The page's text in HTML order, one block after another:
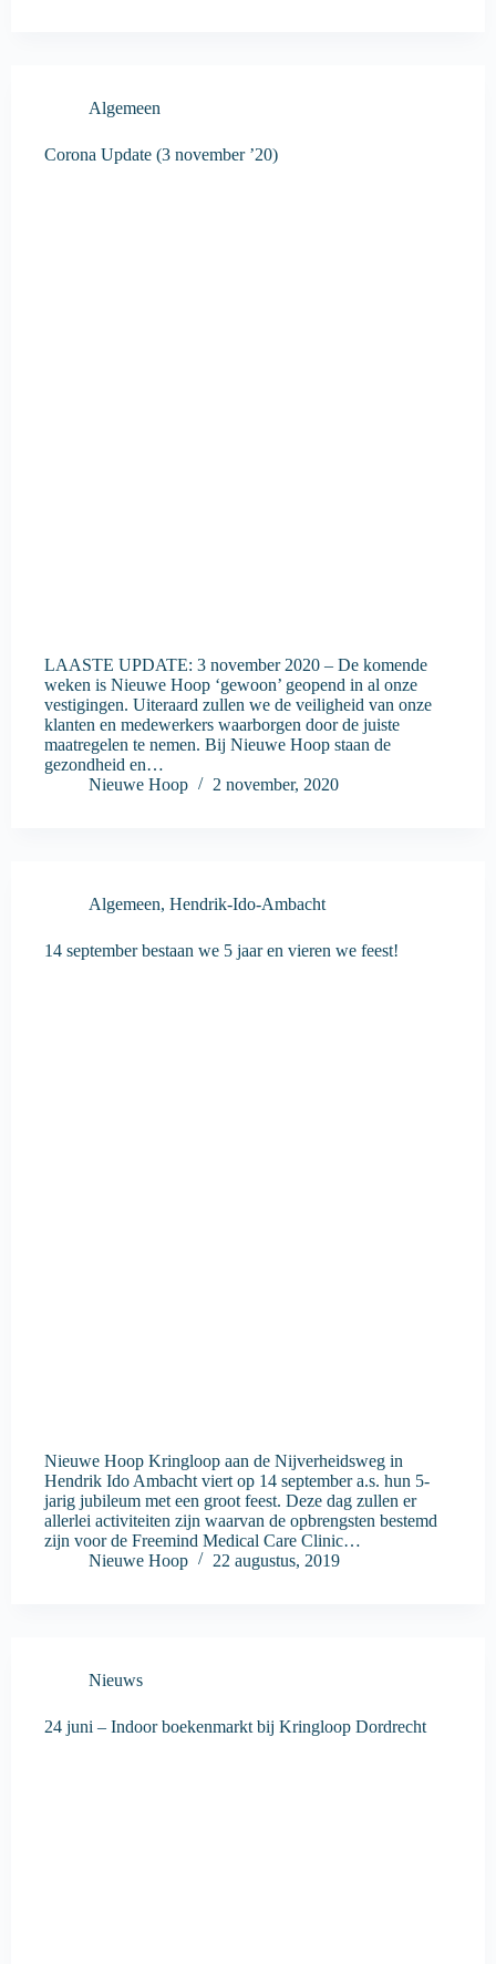
Algemeen
Corona Update (3 november ’20)
LAASTE UPDATE: 3 november 2020 – De komende
weken is Nieuwe Hoop ‘gewoon’ geopend in al onze
vestigingen. Uiteraard zullen we de veiligheid van onze
klanten en medewerkers waarborgen door de juiste
maatregelen te nemen. Bij Nieuwe Hoop staan de
gezondheid en…
Nieuwe Hoop
2 november, 2020
Algemeen, Hendrik-Ido-Ambacht
14 september bestaan we 5 jaar en vieren we feest!
Nieuwe Hoop Kringloop aan de Nijverheidsweg in
Hendrik Ido Ambacht viert op 14 september a.s. hun 5-
jarig jubileum met een groot feest. Deze dag zullen er
allerlei activiteiten zijn waarvan de opbrengsten bestemd
zijn voor de Freemind Medical Care Clinic…
Nieuwe Hoop
22 augustus, 2019
Nieuws
24 juni – Indoor boekenmarkt bij Kringloop Dordrecht